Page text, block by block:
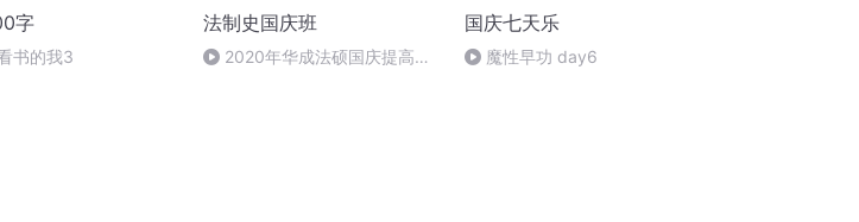
字
书的我3
法制史国庆班
2020年华成法硕国庆提高班
国庆七天乐
魔性早功 day6